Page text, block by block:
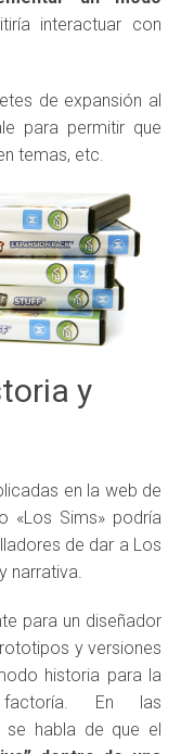
interactuar con
de expansión al
para permitir que
temas, etc.
y
en la web de
«Los Sims» podría
de dar a Los
narrativa.
para un diseñador
y versiones
historia para la
En las
se habla de que el